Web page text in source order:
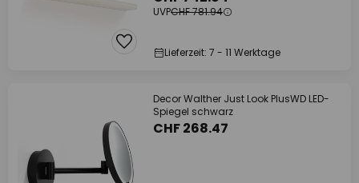
UVPCHF 781.94
Lieferzeit: 7 - 11 Werktage
Decor Walther Just Look PlusWD LED-
Spiegel schwarz
CHF 268.47